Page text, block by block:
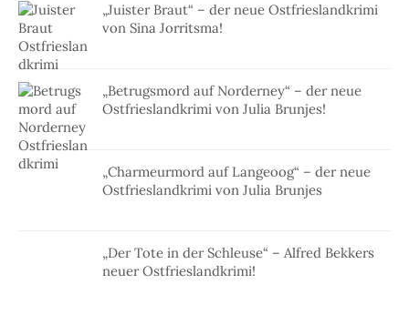
„Juister Braut“ – der neue Ostfrieslandkrimi
von Sina Jorritsma!
„Betrugsmord auf Norderney“ – der neue
Ostfrieslandkrimi von Julia Brunjes!
„Charmeurmord auf Langeoog“ – der neue
Ostfrieslandkrimi von Julia Brunjes
„Der Tote in der Schleuse“ – Alfred Bekkers
neuer Ostfrieslandkrimi!